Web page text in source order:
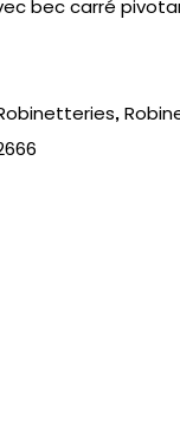
bec carré
,